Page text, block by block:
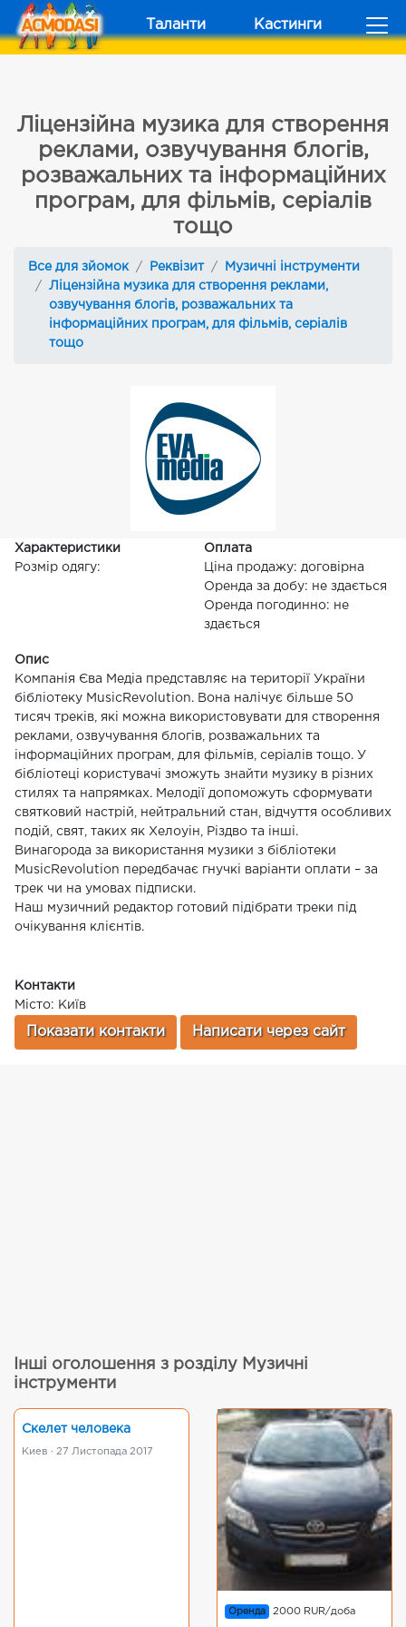
Таланти Кастинги
Ліцензійна музика для створення
реклами, озвучування блогів,
розважальних та інформаційних
програм, для фільмів, серіалів
тощо
Все для зйомок Реквізит
Музичні інструменти
Ліцензійна музика для створення реклами,
озвучування блогів, розважальних та
інформаційних програм, для фільмів, серіалів
тощо
Характеристики
Розмір одягу:
Оплата
Ціна продажу: договірна
Оренда за добу: не здається
Оренда погодинно: не
здається
Опис
Компанія Єва Медіа представляє на території України
бібліотеку MusicRevolution. Вона налічує більше 50
тисяч треків, які можна використовувати для створення
реклами, озвучування блогів, розважальних та
інформаційних програм, для фільмів, серіалів тощо. У
бібліотеці користувачі зможуть знайти музику в різних
стилях та напрямках. Мелодії допоможуть сформувати
святковий настрій, нейтральний стан, відчуття особливих
подій, свят, таких як Хелоуін, Різдво та інші.
Винагорода за використання музики з бібліотеки
MusicRevolution передбачає гнучкі варіанти оплати – за
трек чи на умовах підписки.
Наш музичний редактор готовий підібрати треки під
очікування клієнтів.
Контакти
Місто: Київ
Показати контакти Написати через сайт
Інші оголошення з розділу Музичні
інструменти
Скелет человека
Киев · 27 Листопада 2017
Оренда 2000 RUR/доба